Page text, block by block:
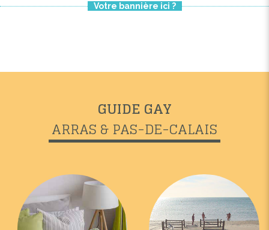
Votre bannière ici ?
GUIDE GAY
ARRAS & PAS-DE-CALAIS